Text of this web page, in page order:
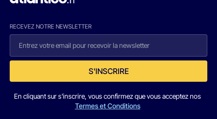
RECEVEZ NOTRE NEWSLETTER
S'INSCRIRE
En cliquant sur s'inscrire, vous confirmez que vous acceptez nos
Termes et Conditions